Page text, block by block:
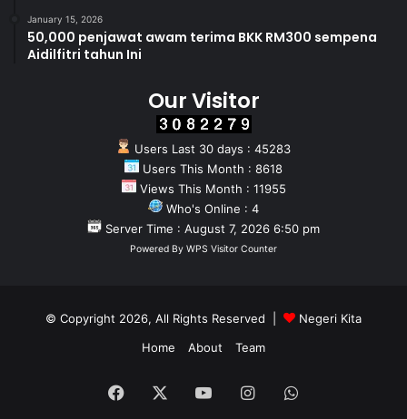
January 15, 2026
50,000 penjawat awam terima BKK RM300 sempena
Aidilfitri tahun Ini
Our Visitor
Users Last 30 days : 45283
Users This Month : 8618
Views This Month : 11955
Who's Online : 4
Server Time : August 7, 2026 6:50 pm
Powered By WPS Visitor Counter
© Copyright 2026, All Rights Reserved |
Negeri Kita
Home
About Team
Facebook YouTubeInstagramWhatsApp